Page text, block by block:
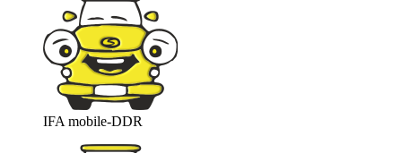
IFA mobile-DDR